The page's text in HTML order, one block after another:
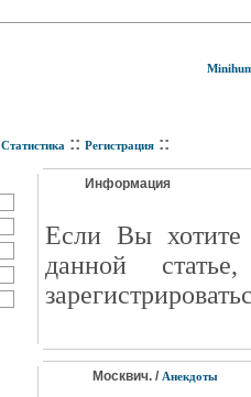
Статистика :: Регистрация ::
Информация
Eсли Вы хотите
данной
Москвич. / Анекдоты